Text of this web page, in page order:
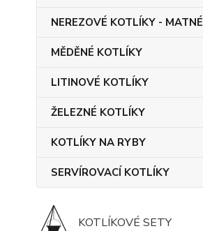
NEREZOVÉ KOTLÍKY - MATNÉ
MĚDĚNÉ KOTLÍKY
LITINOVÉ KOTLÍKY
ŽELEZNÉ KOTLÍKY
KOTLÍKY NA RYBY
SERVÍROVACÍ KOTLÍKY
KOTLÍKOVÉ SETY